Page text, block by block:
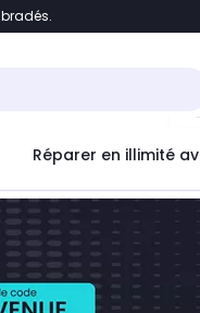
Réparer en illimité